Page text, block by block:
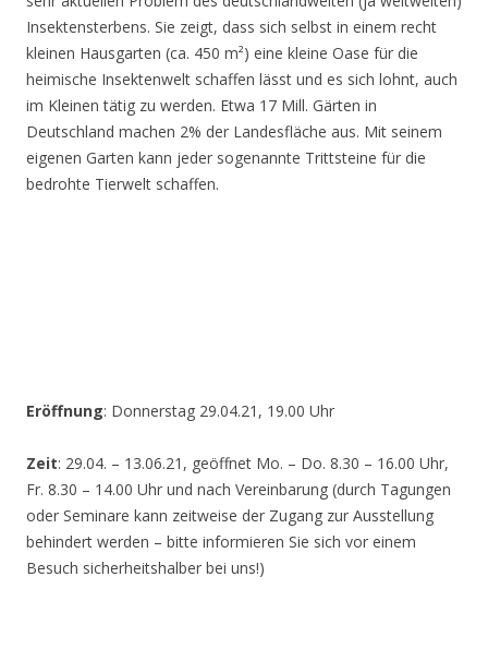
Insektensterbens. Sie zeigt, dass sich selbst in einem recht
kleinen Hausgarten (ca. 450 m²) eine kleine Oase für die
heimische Insektenwelt schaffen lässt und es sich lohnt, auch
im Kleinen tätig zu werden. Etwa 17 Mill. Gärten in
Deutschland machen 2% der Landesfläche aus. Mit seinem
eigenen Garten kann jeder sogenannte Trittsteine für die
bedrohte Tierwelt schaffen.
Eröffnung: Donnerstag 29.04.21, 19.00 Uhr
Zeit: 29.04. – 13.06.21, geöffnet Mo. – Do. 8.30 – 16.00 Uhr,
Fr. 8.30 – 14.00 Uhr und nach Vereinbarung (durch Tagungen
oder Seminare kann zeitweise der Zugang zur Ausstellung
behindert werden – bitte informieren Sie sich vor einem
Besuch sicherheitshalber bei uns!)